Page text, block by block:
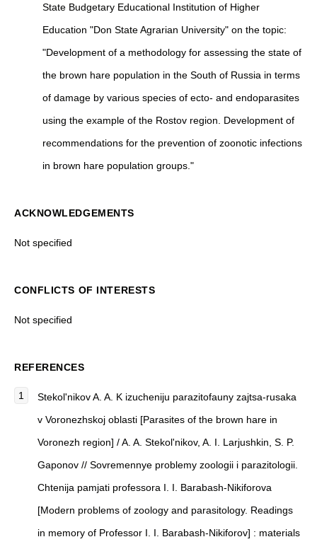
State Budgetary Educational Institution of Higher
Education "Don State Agrarian University" on the topic:
"Development of a methodology for assessing the state of
the brown hare population in the South of Russia in terms
of damage by various species of ecto- and endoparasites
using the example of the Rostov region. Development of
recommendations for the prevention of zoonotic infections
in brown hare population groups."
ACKNOWLEDGEMENTS
Not specified
CONFLICTS OF INTERESTS
Not specified
REFERENCES
Stekol'nikov A. A. K izucheniju parazitofauny zajtsa-rusaka
v Voronezhskoj oblasti [Parasites of the brown hare in
Voronezh region] / A. A. Stekol'nikov, A. I. Larjushkin, S. P.
Gaponov // Sovremennye problemy zoologii i parazitologii.
Chtenija pamjati professora I. I. Barabash-Nikiforova
[Modern problems of zoology and parasitology. Readings
in memory of Professor I. I. Barabash-Nikiforov] : materials